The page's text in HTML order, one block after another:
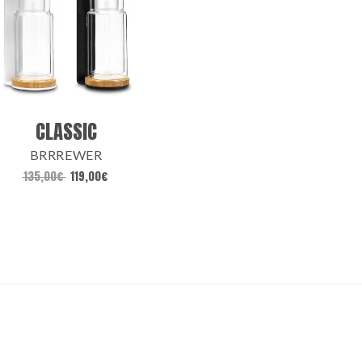
CLASSIC
BRRREWER
135,00€ 119,00€